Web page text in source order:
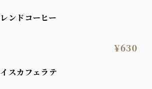
ブレンドコーヒー
¥630
アイスカフェラテ